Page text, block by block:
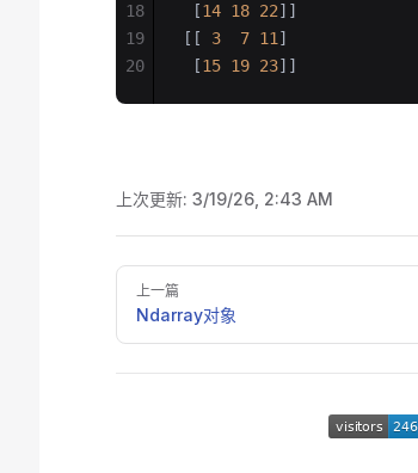
[14 18 22]]
[[ 3
  7
11 ]
[15 19 23]]
18
19
20
上次更新: 3/19/26, 2:43 AM
Pager
上一篇
Ndarray对象